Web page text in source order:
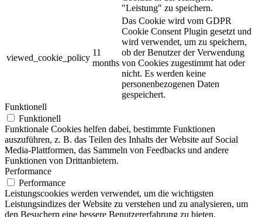
"Leistung" zu speichern.
viewed_cookie_policy
11
months
Das Cookie wird vom GDPR
Cookie Consent Plugin gesetzt und
wird verwendet, um zu speichern,
ob der Benutzer der Verwendung
von Cookies zugestimmt hat oder
nicht. Es werden keine
personenbezogenen Daten
gespeichert.
Funktionell
Funktionell
Funktionale Cookies helfen dabei, bestimmte Funktionen
auszuführen, z. B. das Teilen des Inhalts der Website auf Social
Media-Plattformen, das Sammeln von Feedbacks und andere
Funktionen von Drittanbietern.
Performance
Performance
Leistungscookies werden verwendet, um die wichtigsten
Leistungsindizes der Website zu verstehen und zu analysieren, um
den Besuchern eine bessere Benutzererfahrung zu bieten.